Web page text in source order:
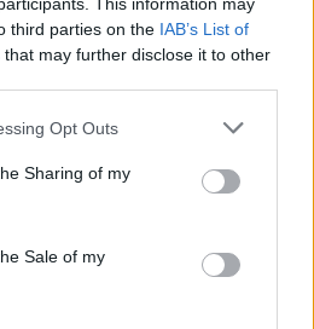
third parties on the IAB’s List of
that may further disclose it to other
Opt Outs
Sharing of my
Sale of my
Króla?
radość ma siłę polityczną